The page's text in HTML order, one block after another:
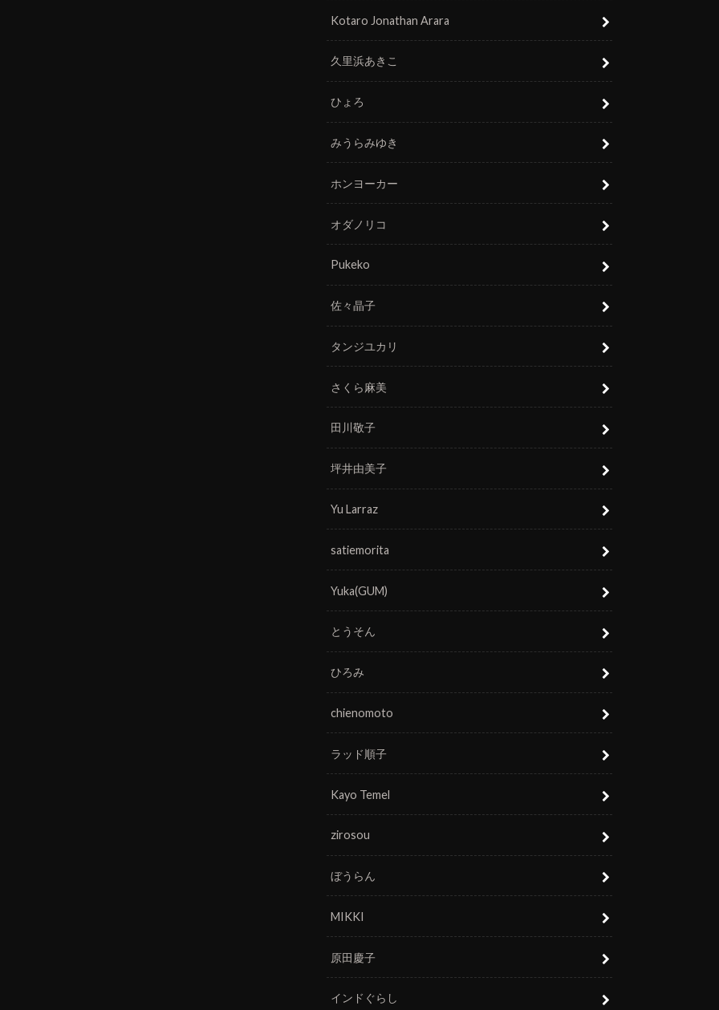
Kotaro Jonathan Arara
久里浜あきこ
ひょろ
みうらみゆき
ホンヨーカー
オダノリコ
Pukeko
佐々晶子
タンジユカリ
さくら麻美
田川敬子
坪井由美子
Yu Larraz
satiemorita
Yuka(GUM)
とうそん
ひろみ
chienomoto
ラッド順子
Kayo Temel
zirosou
ぼうらん
MIKKI
原田慶子
インドぐらし